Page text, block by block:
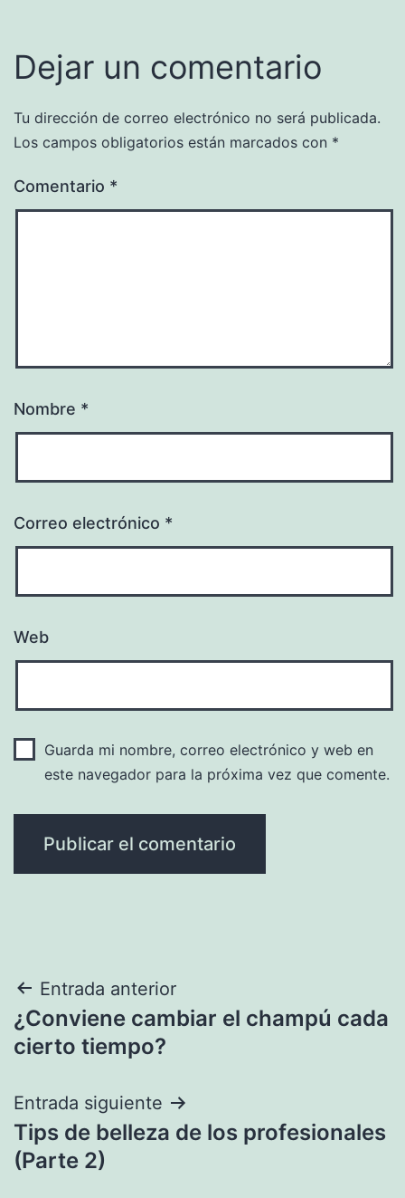
Dejar un comentario
Tu dirección de correo electrónico no será publicada.
Los campos obligatorios están marcados con *
Comentario *
Nombre *
Correo electrónico *
Web
Guarda mi nombre, correo electrónico y web en
este navegador para la próxima vez que comente.
Navegación
de
Entrada anterior
¿Conviene cambiar el champú cada
cierto tiempo?
Entrada siguiente
Tips de belleza de los profesionales
(Parte 2)